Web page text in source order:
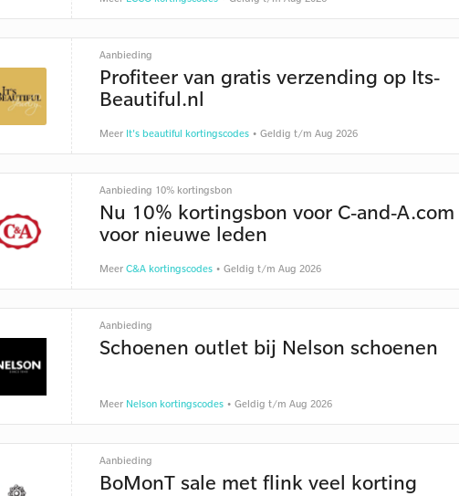
Aanbieding
Profiteer van gratis verzending op Its-
Beautiful.nl
Meer It's beautiful kortingscodes• Geldig t/m Aug 2026
Aanbieding 10% kortingsbon
Nu 10% kortingsbon voor C-and-A.com
voor nieuwe leden
Meer C&A kortingscodes• Geldig t/m Aug 2026
Aanbieding
Schoenen outlet bij Nelson schoenen
Meer Nelson kortingscodes• Geldig t/m Aug 2026
Aanbieding
BoMonT sale met flink veel korting